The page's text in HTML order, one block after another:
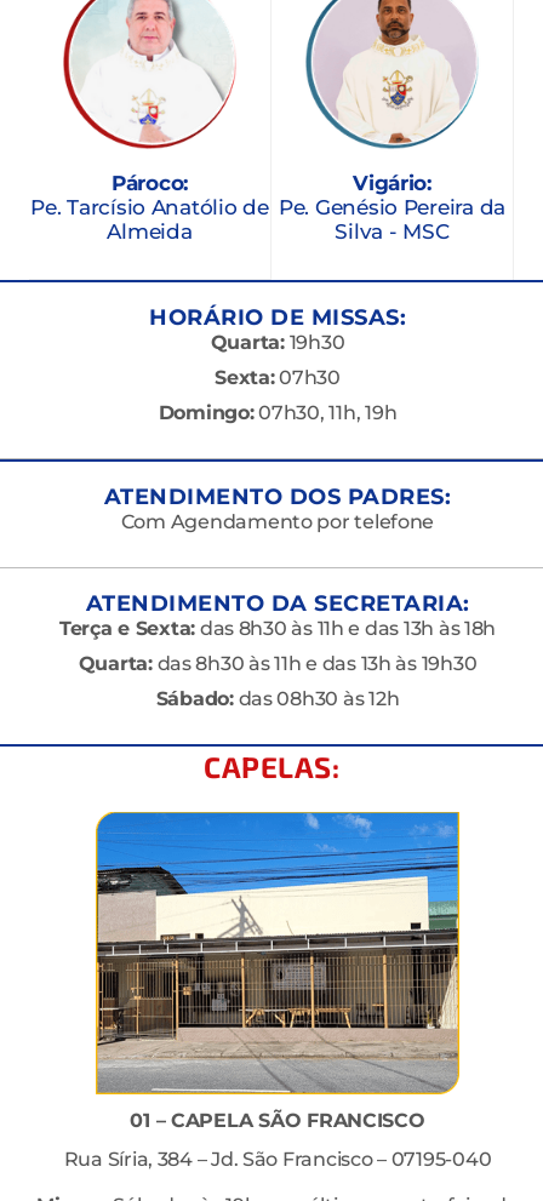
Pároco:
Pe. Tarcísio Anatólio de
Almeida
Vigário:
Pe. Genésio Pereira da
Silva - MSC
HORÁRIO DE MISSAS:
Quarta:19h30
Sexta:07h30
Domingo:07h30, 11h, 19h
ATENDIMENTO DOS PADRES:
Com Agendamento por telefone
ATENDIMENTO DA SECRETARIA:
Terça e Sexta: das 8h30 às 11h e das 13h às 18h
Quarta:das 8h30 às 11h e das 13h às 19h30
Sábado:das 08h30 às 12h
CAPELAS:
01 – CAPELA SÃO FRANCISCO
Rua Síria, 384 – Jd. São Francisco – 07195-040